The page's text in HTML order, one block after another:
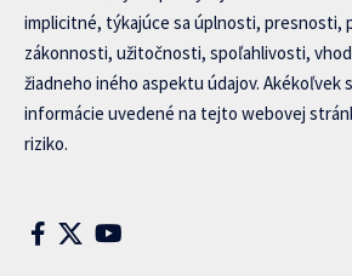
implicitné, týkajúce sa úplnosti, presnosti,
zákonnosti, užitočnosti, spoľahlivosti,
žiadneho iného aspektu údajov. Akékoľvek
informácie uvedené na tejto webovej
riziko.